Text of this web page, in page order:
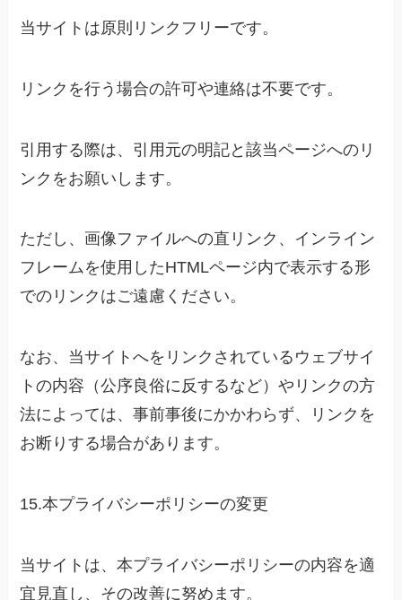
当サイトは原則リンクフリーです。
リンクを行う場合の許可や連絡は不要です。
引用する際は、引用元の明記と該当ページへのリ
ンクをお願いします。
ただし、画像ファイルへの直リンク、インライン
フレームを使用したHTMLページ内で表示する形
でのリンクはご遠慮ください。
なお、当サイトへをリンクされているウェブサイ
トの内容（公序良俗に反するなど）やリンクの方
法によっては、事前事後にかかわらず、リンクを
お断りする場合があります。
15.本プライバシーポリシーの変更
当サイトは、本プライバシーポリシーの内容を適
宜見直し、その改善に努めます。